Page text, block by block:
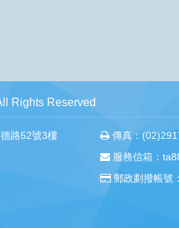
Rights Reserved
路52號3樓
傳真：
服務信箱：
郵政劃撥帳號